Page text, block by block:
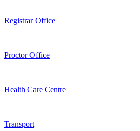
Registrar Office
Proctor Office
Health Care Centre
Transport